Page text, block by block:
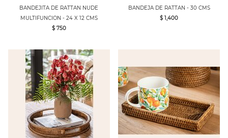
BANDEJITA DE RATTAN NUDE
MULTIFUNCION - 24 X 12 CMS
$ 750
BANDEJA DE RATTAN - 30 CMS
$ 1,400